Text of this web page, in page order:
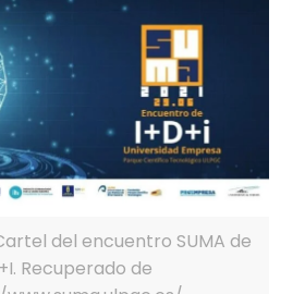
del encuentro SUMA de
Recuperado de